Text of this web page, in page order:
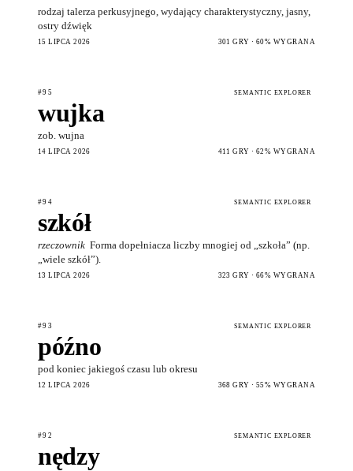
rodzaj talerza perkusyjnego, wydający charakterystyczny, jasny,
ostry dźwięk
15 LIPCA 2026 301 GRY · 60% WYGRANA
#95 SEMANTIC EXPLORER
wujka
zob. wujna
14 LIPCA 2026 411 GRY · 62% WYGRANA
#94 SEMANTIC EXPLORER
szkół
rzeczownik Forma dopełniacza liczby mnogiej od „szkoła” (np.
„wiele szkół”).
13 LIPCA 2026 323 GRY · 66% WYGRANA
#93 SEMANTIC EXPLORER
późno
pod koniec jakiegoś czasu lub okresu
12 LIPCA 2026 368 GRY · 55% WYGRANA
#92 SEMANTIC EXPLORER
nędzy